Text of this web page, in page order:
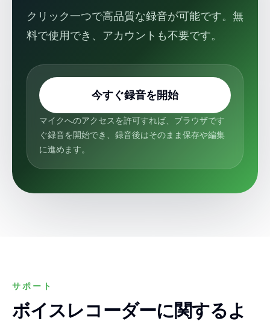
クリック一つで高品質な録音が可能です。無
料で使用でき、アカウントも不要です。
今すぐ録音を開始
マイクへのアクセスを許可すれば、ブラウザです
ぐ録音を開始でき、録音後はそのまま保存や編集
に進めます。
サポート
ボイスレコーダーに関するよ